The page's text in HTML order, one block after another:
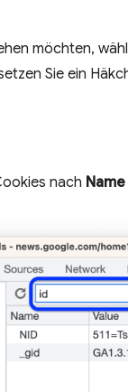
möchten,
Sie ein
nach Name